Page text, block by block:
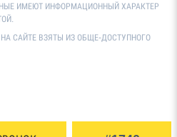
ИМЕЮТ ИНФОРМАЦИОННЫЙ ХАРАКТЕР
САЙТЕ ВЗЯТЫ ИЗ ОБЩЕ-ДОСТУПНОГО